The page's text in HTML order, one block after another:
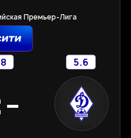
Премьер-Лига
5.6